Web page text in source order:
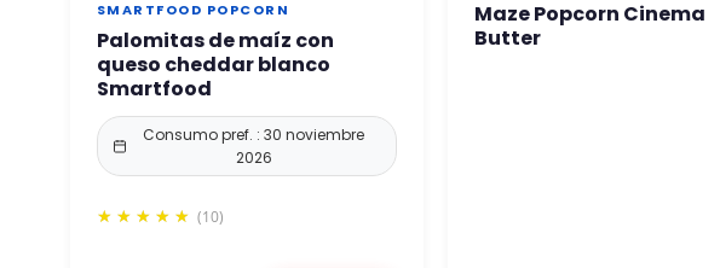
SMARTFOOD POPCORN
Palomitas de maíz con
queso cheddar blanco
Smartfood
Consumo pref. : 30 noviembre
2026
(10)
Maze Popcorn Cinema
Butter